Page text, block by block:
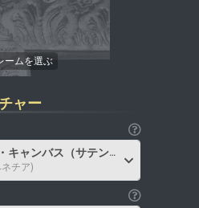
ャー
キャンバス（サテン）
チア)